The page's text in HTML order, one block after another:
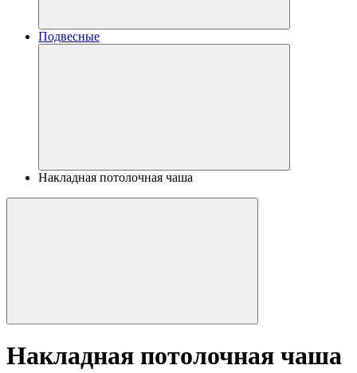
Подвесные
Накладная потолочная чаша
Накладная потолочная чаша